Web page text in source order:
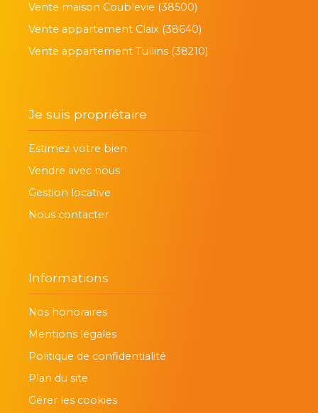
Vente maison Coublevie (38500)
Vente appartement Claix (38640)
Vente appartement Tullins (38210)
Je suis propriétaire
Estimez votre bien
Vendre avec nous
Gestion locative
Nous contacter
Informations
Nos honoraires
Mentions légales
Politique de confidentialité
Plan du site
Gérer les cookies